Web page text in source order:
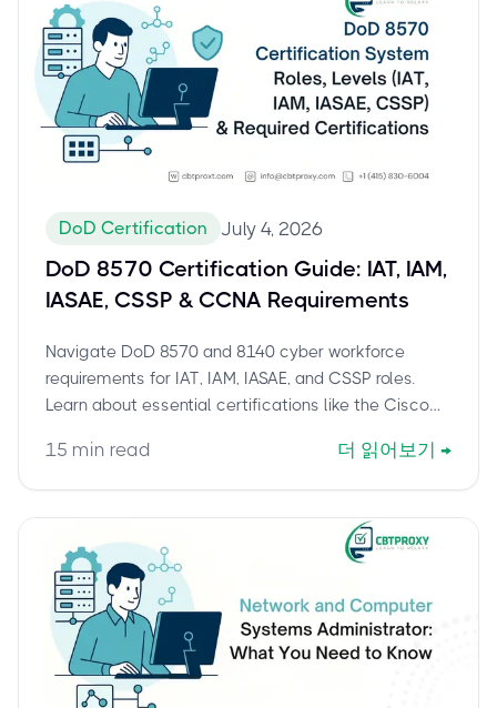
DoD Certification July 4, 2026
DoD 8570 Certification Guide: IAT, IAM,
IASAE, CSSP & CCNA Requirements
Navigate DoD 8570 and 8140 cyber workforce
requirements for IAT, IAM, IASAE, and CSSP roles.
Learn about essential certifications like the Cisco
your DoD career.
15 min read 더 읽어보기 →